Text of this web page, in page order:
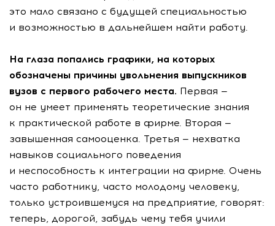
это мало связано с будущей специальностью
и возможностью в дальнейшем найти работу.
На глаза попались графики, на которых
обозначены причины увольнения выпускников
вузов с первого рабочего места. Первая —
он не умеет применять теоретические знания
к практической работе в фирме. Вторая —
завышенная самооценка. Третья — нехватка
навыков социального поведения
и неспособность к интеграции на фирме. Очень
часто работнику, часто молодому человеку,
только устроившемуся на предприятие, говорят:
теперь, дорогой, забудь чему тебя учили